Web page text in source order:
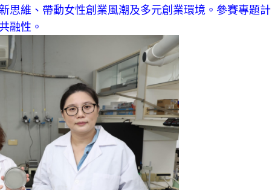
思維、帶動女性創業風潮及多元創業環境。參賽專題計
融性。